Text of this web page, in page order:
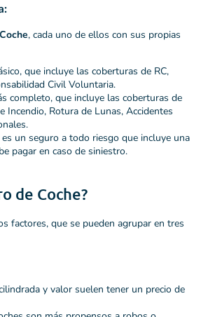
, cada uno de ellos con sus propias
que incluye las coberturas de RC,
Civil Voluntaria.
completo, que incluye las coberturas de
Incendio, Rotura de Lunas, Accidentes
es un seguro a todo riesgo que incluye una
pagar en caso de siniestro.
de Coche?
factores, que se pueden agrupar en tres
y valor suelen tener un precio de